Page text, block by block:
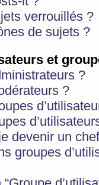
verrouillés ?
de sujets ?
et
?
?
devenir un
groupes